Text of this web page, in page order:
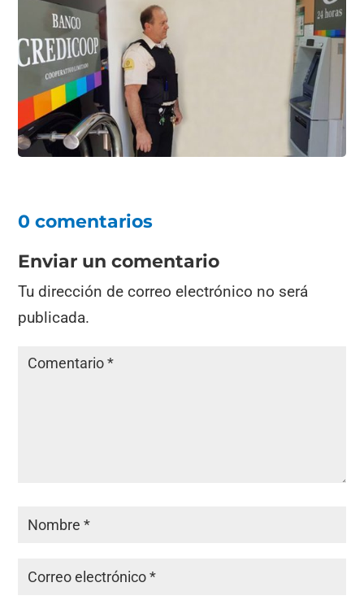
0 comentarios
Enviar un comentario
Tu dirección de correo electrónico no será
publicada.